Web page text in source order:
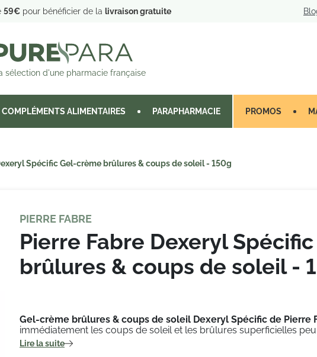
59€ pour bénéficier de la livraison gratuite
sélection d'une pharmacie française
COMPLÉMENTS ALIMENTAIRES PARAPHARMACIE PROMOS
Spécific Gel-crème brûlures & coups de soleil - 150g
PIERRE FABRE
Pierre Fabre Dexeryl
brûlures & coups de soleil -
Gel-crème brûlures & coups de soleil Dexeryl Spécific de Pierre
immédiatement les coups de soleil et les brûlures superficielles
Lire la suite